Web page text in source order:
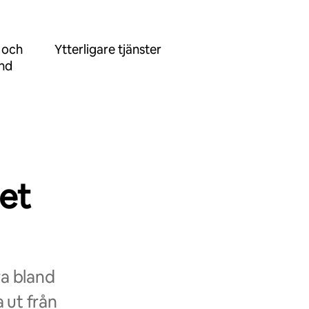
Ytterligare tjänster
bland
ut från